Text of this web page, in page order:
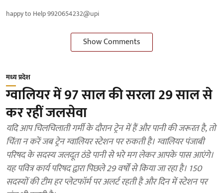
happy to Help 9920654232@upi
Show Comments
मध्य प्रदेश
ग्वालियर में 97 साल की सरला 29 साल से
कर रहीं जलसेवा
यदि आप चिलचिलाती गर्मी के दौरान ट्रेन में हैं और पानी की जरूरत है, तो
चिंता न करें जब ट्रेन ग्वालियर स्टेशन पर रुकती है। ग्वालियर पंजाबी
परिषद के सदस्य जलदूत ठंडे पानी से भरे मग लेकर आपके पास आएंगे।
यह पवित्र कार्य परिषद द्वारा पिछले 29 वर्षों से किया जा रहा है। 150
सदस्यों की टीम हर प्लेटफॉर्म पर अलर्ट रहती है और दिन में स्टेशन पर